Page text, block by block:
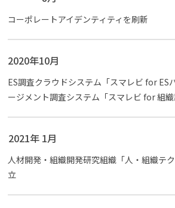
コーポレートアイデンティティを刷新
2020年10月
ES調査クラウドシステム「スマレビ for ES
ージメント調査システム「スマレビ for 組
2021年 1月
人材開発・組織開発研究組織「人・組織テ
立